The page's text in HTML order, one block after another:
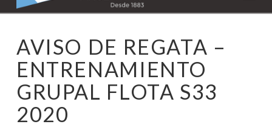
ESCUELA RECREATIVA 2026
CLUB
ARGENTINO
AVISO DE REGATA –
ENTRENAMIENTO
GRUPAL FLOTA S33
2020